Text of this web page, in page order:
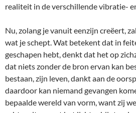
realiteit in de verschillende vibratie-
Nu, zolang je vanuit eenzijn creëert,
wat je schept. Wat betekent dat in
geschapen hebt, denkt dat het op
dat niets zonder de bron ervan kan
bestaan, zijn leven, dankt aan de
daardoor kan niemand gevangen
bepaalde wereld van vorm, want zij